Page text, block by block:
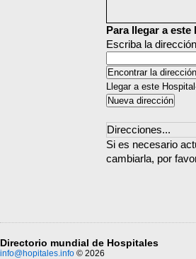
Para llegar a este
Escriba la
Llegar a este
Direcciones...
Si es necesario
cambiarla, por
Directorio mundial de Hospitales
info@hopitales.info © 2026